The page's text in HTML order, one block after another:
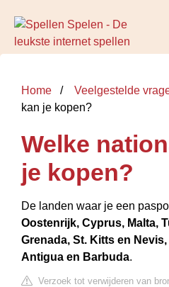
Home Veelgestelde
kan je kopen?
Welke
je kopen?
De landen waar je een
Oostenrijk, Cyprus, Malta,
Grenada, St. Kitts en
Antigua en Barbuda.
Verzoek tot verwijderen van